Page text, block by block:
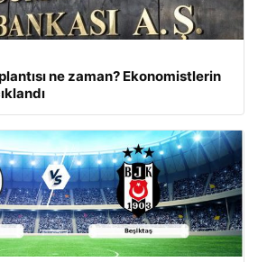
ne zaman? Ekonomistlerin